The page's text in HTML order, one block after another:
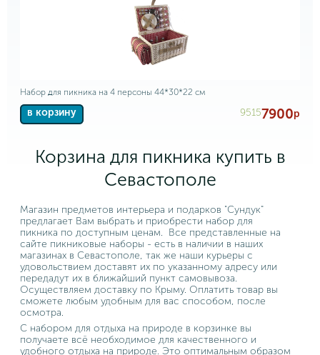
Набор для пикника на 4 персоны 44*30*22 см
в корзину 95157900р
Корзина для пикника купить в
Севастополе
Магазин предметов интерьера и подарков "Сундук"
предлагает Вам выбрать и приобрести набор для
пикника по доступным ценам. Все представленные на
сайте пикниковые наборы - есть в наличии в наших
магазинах в Севастополе, так же наши курьеры с
удовольствием доставят их по указанному адресу или
передадут их в ближайший пункт самовывоза.
Осуществляем доставку по Крыму. Оплатить товар вы
сможете любым удобным для вас способом, после
осмотра.
С набором для отдыха на природе в корзинке вы
получаете всё необходимое для качественного и
удобного отдыха на природе. Это оптимальным образом